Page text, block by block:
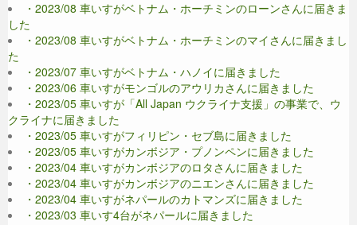
・2023/08 車いすがベトナム・ホーチミンのローンさんに届きま
した
・2023/08 車いすがベトナム・ホーチミンのマイさんに届きまし
た
・2023/07 車いすがベトナム・ハノイに届きました
・2023/06 車いすがモンゴルのアウリカさんに届きました
・2023/05 車いすが「All Japan ウクライナ支援」の事業で、ウ
クライナに届きました
・2023/05 車いすがフィリピン・セブ島に届きました
・2023/05 車いすがカンボジア・プノンペンに届きました
・2023/04 車いすがカンボジアのロタさんに届きました
・2023/04 車いすがカンボジアのニエンさんに届きました
・2023/04 車いすがネパールのカトマンズに届きました
・2023/03 車いす4台がネパールに届きました